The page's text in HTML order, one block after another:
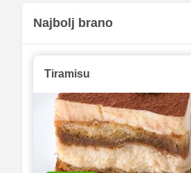
Najbolj brano
Tiramisu